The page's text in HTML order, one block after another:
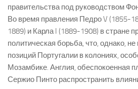
правительства под руководством
Во время правления Педро V (1855-
1889) и Карла I (1889-1908) в стране
политическая борьба, что, однако,
позиций Португалии в колониях,
Мозамбике. Англия, обеспокоенная
Сержио Пинто распространить